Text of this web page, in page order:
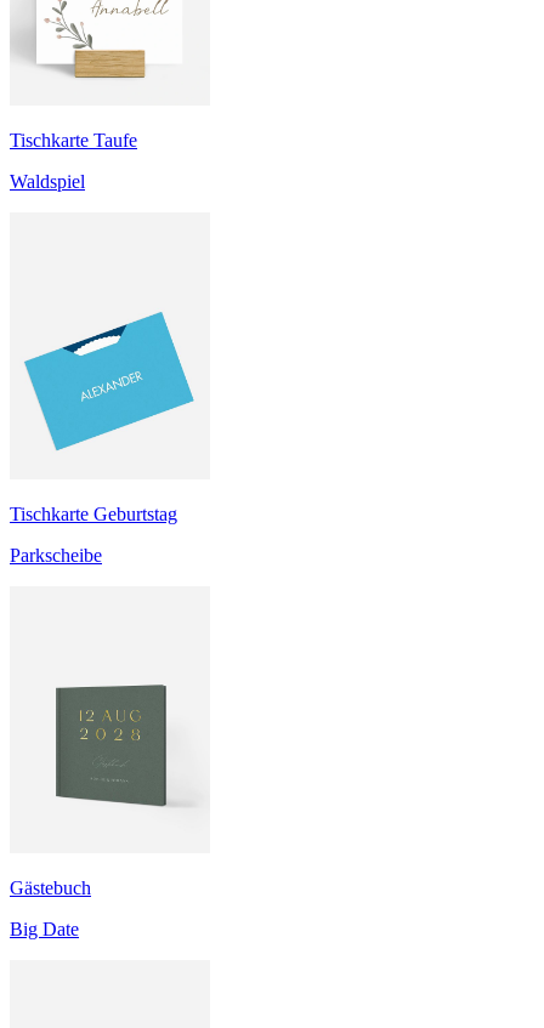
Tischkarte Taufe
Waldspiel
Tischkarte Geburtstag
Parkscheibe
Gästebuch
Big Date